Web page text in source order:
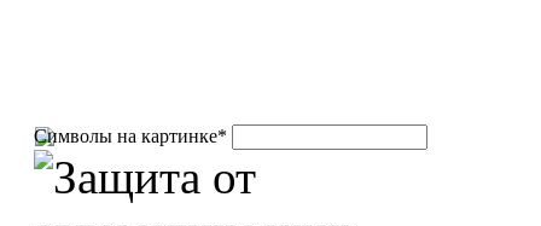
Символы на картинке*